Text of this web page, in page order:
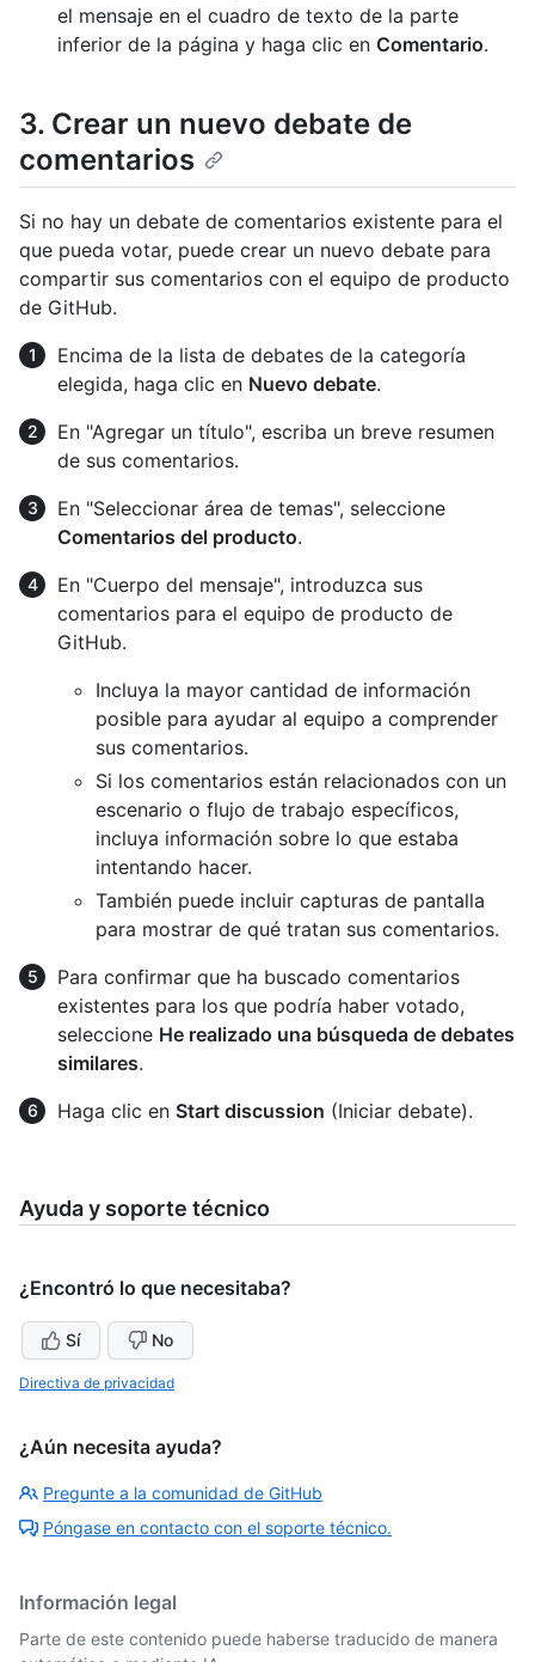
el mensaje en el cuadro de texto de la parte
inferior de la página y haga clic en Comentario.
3. Crear un nuevo debate de
comentarios
Si no hay un debate de comentarios existente para el
que pueda votar, puede crear un nuevo debate para
compartir sus comentarios con el equipo de producto
de GitHub.
Encima de la lista de debates de la categoría
elegida, haga clic en Nuevo debate.
En "Agregar un título", escriba un breve resumen
de sus comentarios.
En "Seleccionar área de temas", seleccione
Comentarios del producto.
En "Cuerpo del mensaje", introduzca sus
comentarios para el equipo de producto de
GitHub.
Incluya la mayor cantidad de información
posible para ayudar al equipo a comprender
sus comentarios.
Si los comentarios están relacionados con un
escenario o flujo de trabajo específicos,
incluya información sobre lo que estaba
intentando hacer.
También puede incluir capturas de pantalla
para mostrar de qué tratan sus comentarios.
Para confirmar que ha buscado comentarios
existentes para los que podría haber votado,
seleccione He realizado una búsqueda de debates
similares.
Haga clic en Start discussion (Iniciar debate).
Ayuda y soporte técnico
¿Encontró lo que necesitaba?
Sí No
Directiva de privacidad
¿Aún necesita ayuda?
Pregunte a la comunidad de GitHub
Póngase en contacto con el soporte técnico.
Información legal
Parte de este contenido puede haberse traducido de manera